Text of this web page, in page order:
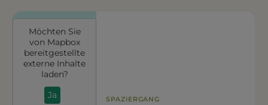
Möchten Sie
von Mapbox
bereitgestellte
externe Inhalte
laden?
Ja
SPAZIERGANG